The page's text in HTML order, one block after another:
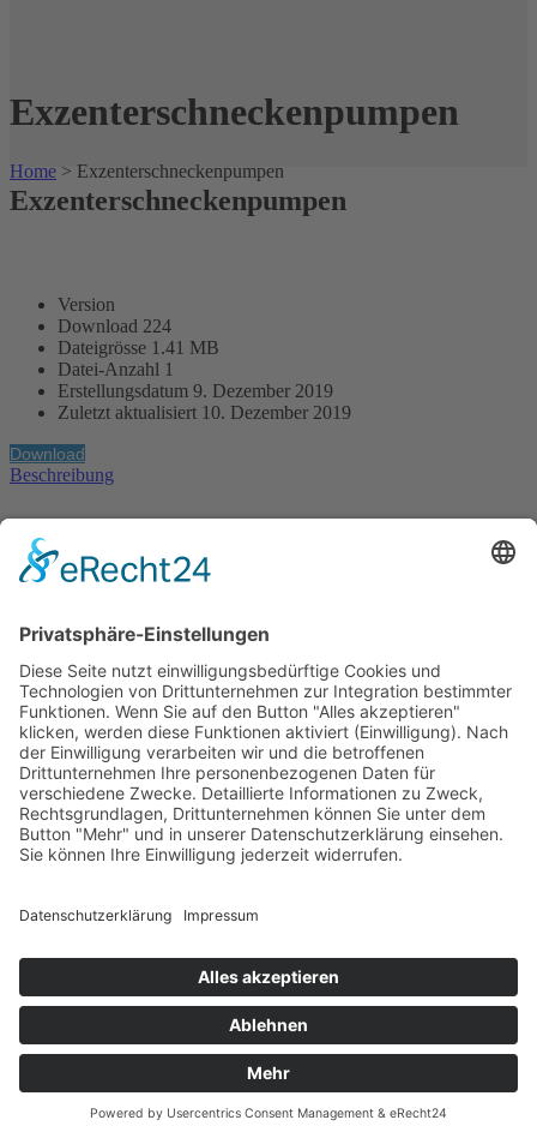
Exzenterschneckenpumpen
Home > Exzenterschneckenpumpen
Exzenterschneckenpumpen
Version
Download 224
Dateigrösse 1.41 MB
Datei-Anzahl 1
Erstellungsdatum 9. Dezember 2019
Zuletzt aktualisiert 10. Dezember 2019
Download
Beschreibung
Die G.A. KIESEL GmbH ist ein weltweit tätiges, mittelständisches
Wir sind spezialisiert auf Exzenterschneckenpumpen und
Impellerpumpen für die Industrie- und Kellereitechnik, sowie
Molchsysteme.
Kontakt
G.A. KIESEL GmbH
Wannenäckerstr. 20
74078 Heilbronn
Tel.: +49 7131 2825-0
info@kiesel-online.de
Impressum
Datenschutzerklärung